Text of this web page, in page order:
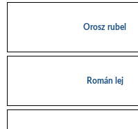
Orosz rubel
Román lej